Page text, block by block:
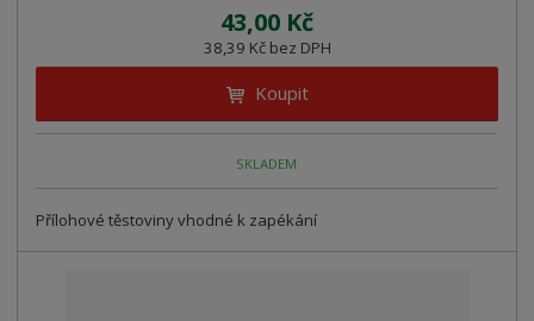
43,00 Kč
38,39 Kč bez DPH
Koupit
SKLADEM
Přílohové těstoviny vhodné k zapékání